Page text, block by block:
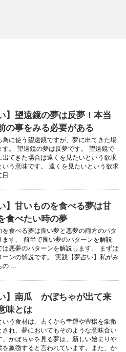
】望遠鏡の夢は反夢！本当
の事をみる必要がある
為に使う望遠鏡ですが、夢に出てきた場
す。 望遠鏡の夢は反夢です。 望遠鏡で
出てきた場合は遠くを見たいという欲求
いう意味です。 遠くを見たいという欲求
目 ...
】甘いものを食べる夢は甘
食べたい時の夢
を食べる夢は良い夢と悪夢の両方のパタ
ます。 前半で良い夢のパターンを解説
は悪夢のパターンを解説します。 まずは
ーンの解説です。 実践【夢占い】私がみ
の ...
い】南瓜 かぼちゃが出て来
味とは
いう食材は、古くから幸運や豊穣を象徴
され、夢においてもそのような意味合い
。かぼちゃを見る夢は、新しい始まりや
を象徴すると言われています。また、か